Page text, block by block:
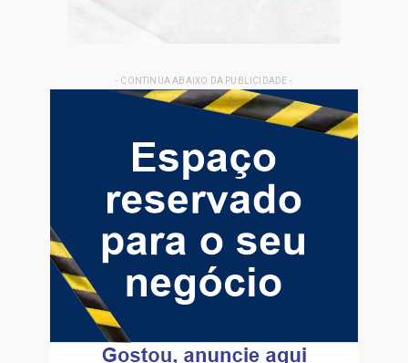
- CONTINUA ABAIXO DA PUBLICIDADE -